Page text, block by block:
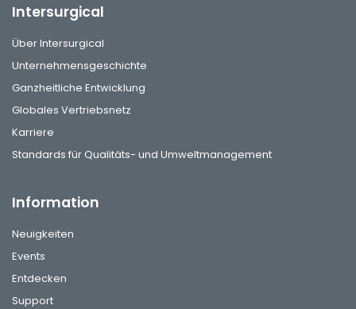
Intersurgical
Über Intersurgical
Unternehmensgeschichte
Ganzheitliche Entwicklung
Globales Vertriebsnetz
Karriere
Standards für Qualitäts- und Umweltmanagement
Information
Neuigkeiten
Events
Entdecken
Support